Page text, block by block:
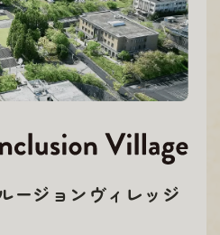
ージョンヴィレッジ